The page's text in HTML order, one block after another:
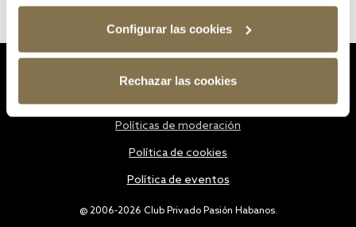
Configurar las cookies
Rechazar las cookies
@ 2006-2026 Club Privado Pasión Habanos.
Políticas de moderación
Política de cookies
Política de eventos